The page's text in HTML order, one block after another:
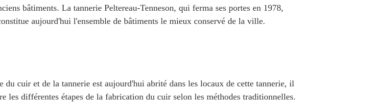
bâtiments. La tannerie Peltereau-Tenneson, qui ferma ses portes en 1978,
aujourd'hui l'ensemble de bâtiments le mieux conservé de la ville.
du cuir et de la tannerie est aujourd'hui abrité dans les locaux de cette tannerie, il
les différentes étapes de la fabrication du cuir selon les méthodes traditionnelles.